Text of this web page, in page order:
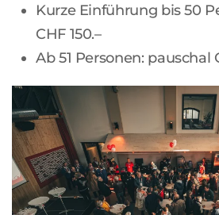
Kurze Einführung bis 50
CHF 150.–
Ab 51 Personen: pauschal